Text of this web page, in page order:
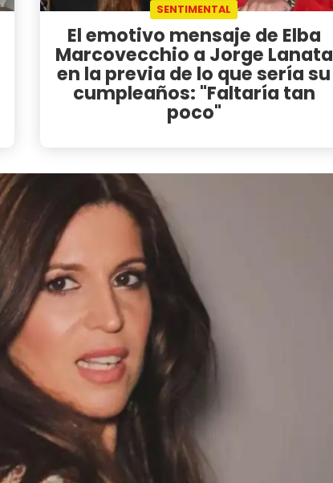
SENTIMENTAL
El emotivo mensaje de Elba
Marcovecchio a Jorge Lanata
en la previa de lo que sería su
cumpleaños: "Faltaría tan
poco"